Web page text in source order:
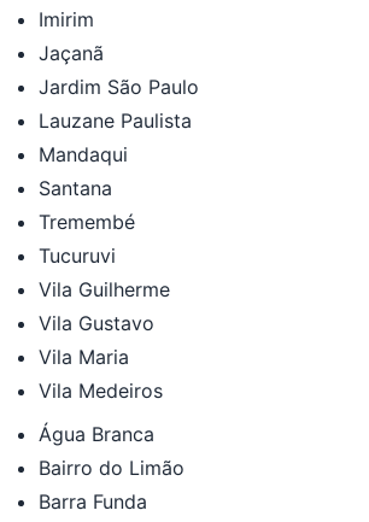
Imirim
Jaçanã
Jardim São Paulo
Lauzane Paulista
Mandaqui
Santana
Tremembé
Tucuruvi
Vila Guilherme
Vila Gustavo
Vila Maria
Vila Medeiros
Água Branca
Bairro do Limão
Barra Funda